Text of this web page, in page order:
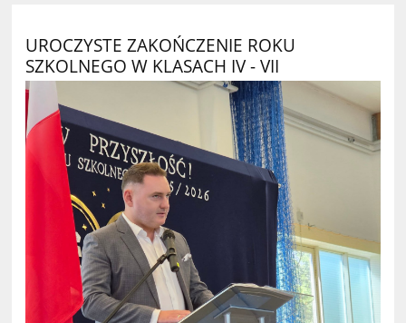
UROCZYSTE ZAKOŃCZENIE ROKU
SZKOLNEGO W KLASACH IV - VII